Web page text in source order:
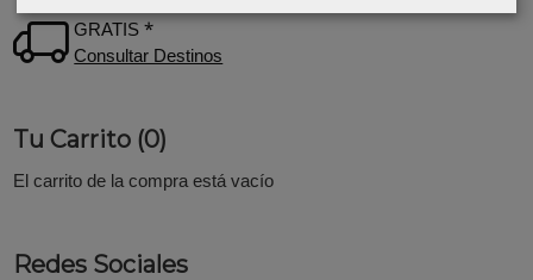
GRATIS *
Consultar Destinos
Tu Carrito (0)
El carrito de la compra está vacío
Redes Sociales